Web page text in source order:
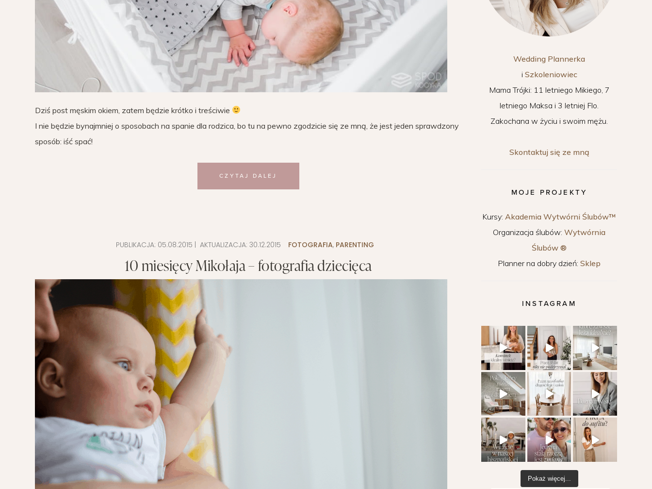
Dziś post męskim okiem, zatem będzie krótko i treściwie
I nie będzie bynajmniej o sposobach na spanie dla rodzica, bo tu na pewno zgodzicie się ze mną, że jest jeden sprawdzony
sposób: iść spać!
CZYTAJ DALEJ
PUBLIKACJA: 05.08.2015 | AKTUALIZACJA: 30.12.2015 FOTOGRAFIA, PARENTING
10 miesięcy Mikołaja – fotografia dziecięca
Wedding Plannerka
i Szkoleniowiec
Mama Trójki: 11 letniego Mikiego, 7
letniego Maksa i 3 letniej Flo.
Zakochana w życiu i swoim mężu.
Skontaktuj się ze mną
MOJE PROJEKTY
Kursy: Akademia Wytwórni Ślubów™
Organizacja ślubów: Wytwórnia
Ślubów ®
Planner na dobry dzień: Sklep
INSTAGRAM
Pokaż więcej...